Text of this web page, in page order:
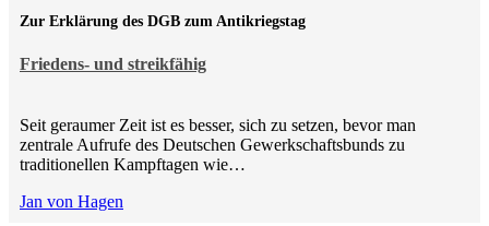
Friedens- und streikfähig
Zur Erklärung des DGB zum Antikriegstag
Seit geraumer Zeit ist es besser, sich zu setzen, bevor man
zentrale Aufrufe des Deutschen Gewerkschaftsbunds zu
traditionellen Kampftagen wie…
Jan von Hagen